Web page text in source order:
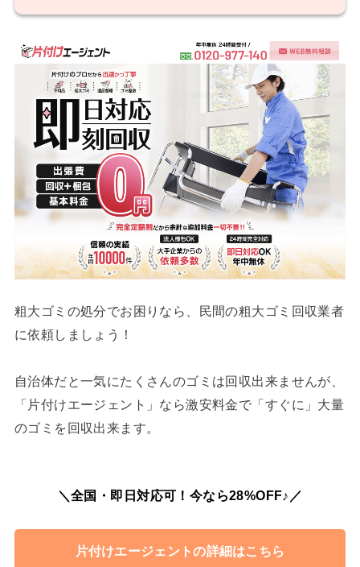
粗大ゴミの処分でお困りなら、民間の粗大ゴミ回収業者
に依頼しましょう！
自治体だと一気にたくさんのゴミは回収出来ませんが、
「片付けエージェント」なら激安料金で「すぐに」大量
のゴミを回収出来ます。
＼全国・即日対応可！今なら28%OFF♪／
片付けエージェントの詳細はこちら